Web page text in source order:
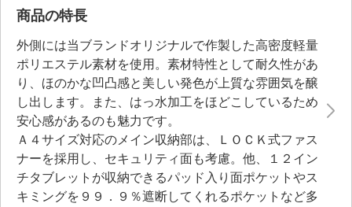
商品の特長
外側には当ブランドオリジナルで作製した高密度軽量
ポリエステル素材を使用。素材特性として耐久性があ
り、ほのかな凹凸感と美しい発色が上質な雰囲気を醸
し出します。また、はっ水加工をほどこしているため
安心感があるのも魅力です。
Ａ４サイズ対応のメイン収納部は、ＬＯＣＫ式ファス
ナーを採用し、セキュリティ面も考慮。他、１２イン
チタブレットが収納できるパッド入り面ポケットやス
キミングを９９．９％遮断してくれるポケットなど多